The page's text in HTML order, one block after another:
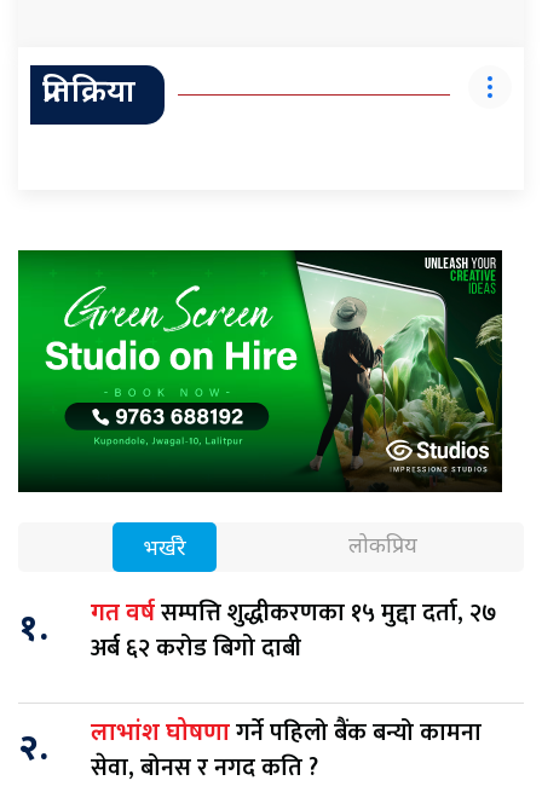
प्रतिक्रिया
भर्खरै लोकप्रिय
१. गत वर्षसम्पत्ति शुद्धीकरणका १५ मुद्दा दर्ता, २७
अर्ब ६२ करोड बिगो दाबी
२. लाभांश घोषणागर्ने पहिलो बैंक बन्यो कामना
सेवा, बोनस र नगद कति ?